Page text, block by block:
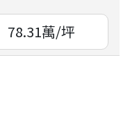
78.31萬/坪